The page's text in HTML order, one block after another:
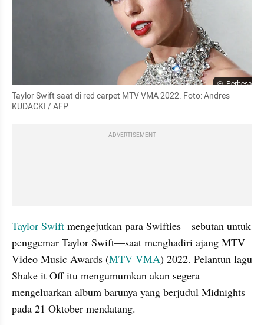
Perbesar
Taylor Swift saat di red carpet MTV VMA 2022. Foto: Andres
KUDACKI / AFP
ADVERTISEMENT
Taylor Swift mengejutkan para Swifties—sebutan untuk
penggemar Taylor Swift—saat menghadiri ajang MTV
Video Music Awards (MTV VMA) 2022. Pelantun lagu
Shake it Off itu mengumumkan akan segera
mengeluarkan album barunya yang berjudul Midnights
pada 21 Oktober mendatang.